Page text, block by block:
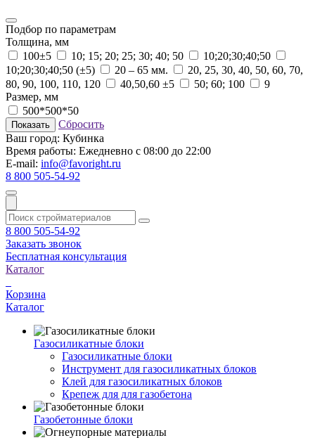
Подбор по параметрам
Толщина, мм
100±5
10; 15; 20; 25; 30; 40; 50
10;20;30;40;50
10;20;30;40;50 (±5)
20 – 65 мм.
20, 25, 30, 40, 50, 60, 70,
80, 90, 100, 110, 120
40,50,60 ±5 50; 60; 100
9
Размер, мм
500*500*50
Показать
Сбросить
Ваш город: Кубинка
Время работы: Ежедневно с 08:00 до 22:00
E-mail: info@favoright.ru
8 800 505-54-92
8 800 505-54-92
Заказать звонок
Бесплатная консультация
Каталог
Корзина
Каталог
Газосиликатные блоки
Газосиликатные блоки
Инструмент для газосиликатных блоков
Клей для газосиликатных блоков
Крепеж для для газобетона
Газобетонные блоки